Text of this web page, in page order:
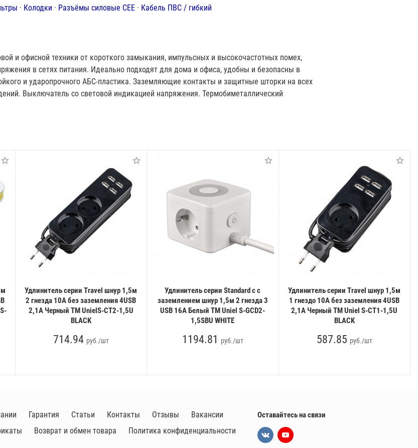
· Колодки · Разъёмы силовые CEE · Кабель ПВС / гибкий
и офисной техники от короткого замыкания, импульсных и высокочастотных помех,
в сетях питания. Идеально подходят для дома и офиса, удобны и безопасны в
и ударопрочного АБС-пластика. Заземляющие контакты и защитные шторки на всех
Выключатель со световой индикацией напряжения. Термобиметаллический
Удлинитель серии Travel шнур 1,5м
2 гнездa 10A без заземления 4USB
2,1A Черный ТМ UnielS-CT2-1,5U
BLACK
714.94 руб./шт
Удлинитель серии Standard c с
заземлением шнур 1,5м 2 гнезда 3
USB 16А Белый ТМ Uniel S-GCD2-
1,5SBU WHITE
1194.81 руб./шт
Удлинитель серии Travel шнур 1,5м
1 гнездо 10A без заземления 4USB
2,1A Черный ТМ Uniel S-CT1-1,5U
BLACK
587.85 руб./шт
Гарантия Статьи Контакты Отзывы
Вакансии
Возврат и обмен товара Политика конфиденциальности
Оставайтесь на связи